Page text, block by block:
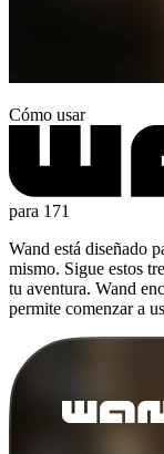
Cómo usar
para 171
Wand está diseñado
mismo. Sigue estos
tu aventura. Wand
permite comenzar a